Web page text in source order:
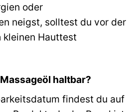
oder
neigst, solltest du vor der
kleinen Hauttest
haltbar?
findest du auf